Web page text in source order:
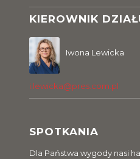
KIEROWNIK
Iwona Lewicka
i.lewicka@pres.com.pl
SPOTKANIA
Dla Państwa wygody nasi